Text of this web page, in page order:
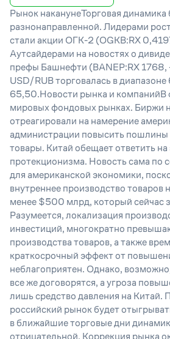
Рынок наканунеТорговая динамика
разнонаправленной. Лидерами
стали акции ОГК-2 (OGKB:RX
Аутсайдерами на новостях о
префы Башнефти (BANEP:RX 1768,
USD/RUB торговалась в
65,50.Новости рынка и компанийВ
мировых фондовых рынках. Биржи
отреагировали на намерение
администрации повысить пошлины
товары. Китай обещает ответить
протекционизма. Новость сама по
для американской экономики,
внутреннее производство товаров
менее $500 млрд, который сейчас
Разумеется, локализация
инвестиций, многократно
производства товаров, а также
краткосрочный эффект от
неблагоприятен. Однако,
все же договорятся, а угроза
лишь средство давления на Китай.
российский рынок будет
в ближайшие торговые дни
отрицательной. Коррекция рынка